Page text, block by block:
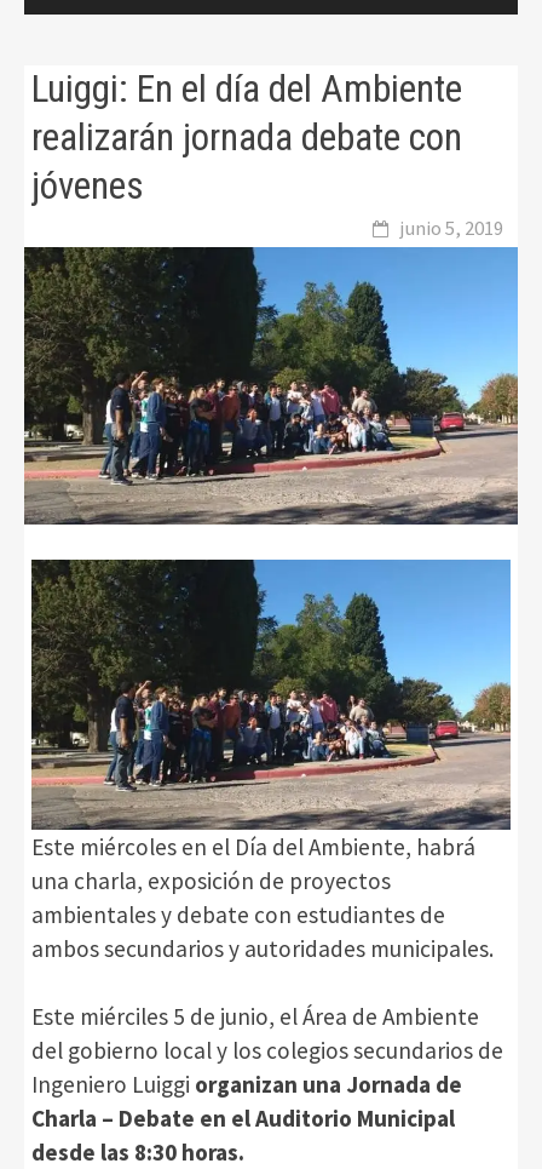
Luiggi: En el día del Ambiente
realizarán jornada debate con
jóvenes
junio 5, 2019
Este miércoles en el Día del Ambiente, habrá
una charla, exposición de proyectos
ambientales y debate con estudiantes de
ambos secundarios y autoridades municipales.
Este miérciles 5 de junio, el Área de Ambiente
del gobierno local y los colegios secundarios de
Ingeniero Luiggi organizan una Jornada de
Charla – Debate en el Auditorio Municipal
desde las 8:30 horas.